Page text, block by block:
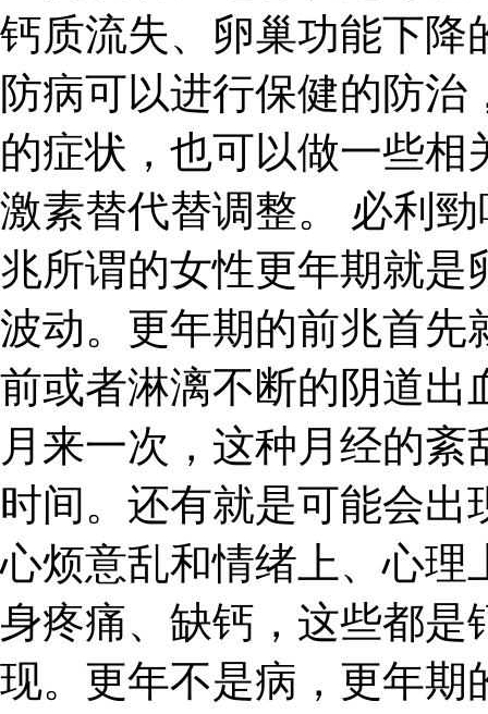
钙质流失、卵巢功能下降
防病可以进行保健的防
的症状，也可以做一些
激素替代替调整。 必利
兆所谓的女性更年期就是
波动。更年期的前兆首先
前或者淋漓不断的阴道出
月来一次，这种月经的
时间。还有就是可能会
心烦意乱和情绪上、心理
身疼痛、缺钙，这些都是
现。更年不是病，更年期